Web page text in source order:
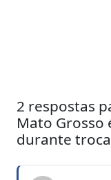
2 respostas
Mato Grosso
durante